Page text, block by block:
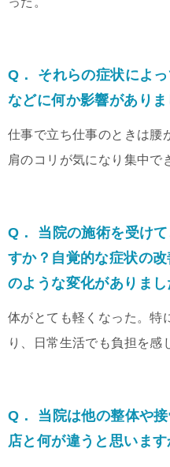
Q． それらの症状によ
などに何か影響がありま
仕事で立ち仕事のときは腰
肩のコリが気になり集中で
Q． 当院の施術を受け
すか？自覚的な症状の
のような変化がありまし
体がとても軽くなった。特
り、日常生活でも負担を感
Q． 当院は他の整体や
店と何が違うと思います